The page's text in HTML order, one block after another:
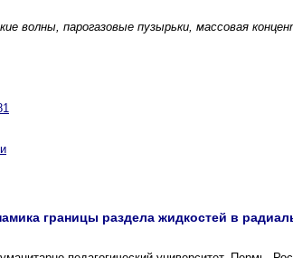
волны, парогазовые пузырьки, массовая
границы раздела жидкостей в